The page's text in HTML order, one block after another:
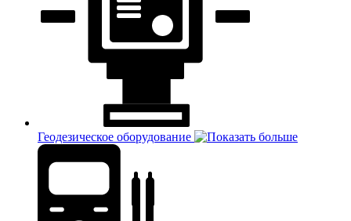
Геодезическое оборудование